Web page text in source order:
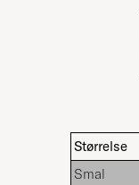
Størrelse
Smal